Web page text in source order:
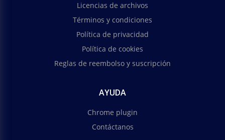
Licencias de archivos
Términos y condiciones
Política de privacidad
Política de cookies
Reglas de reembolso y suscripción
AYUDA
Chrome plugin
Contáctanos